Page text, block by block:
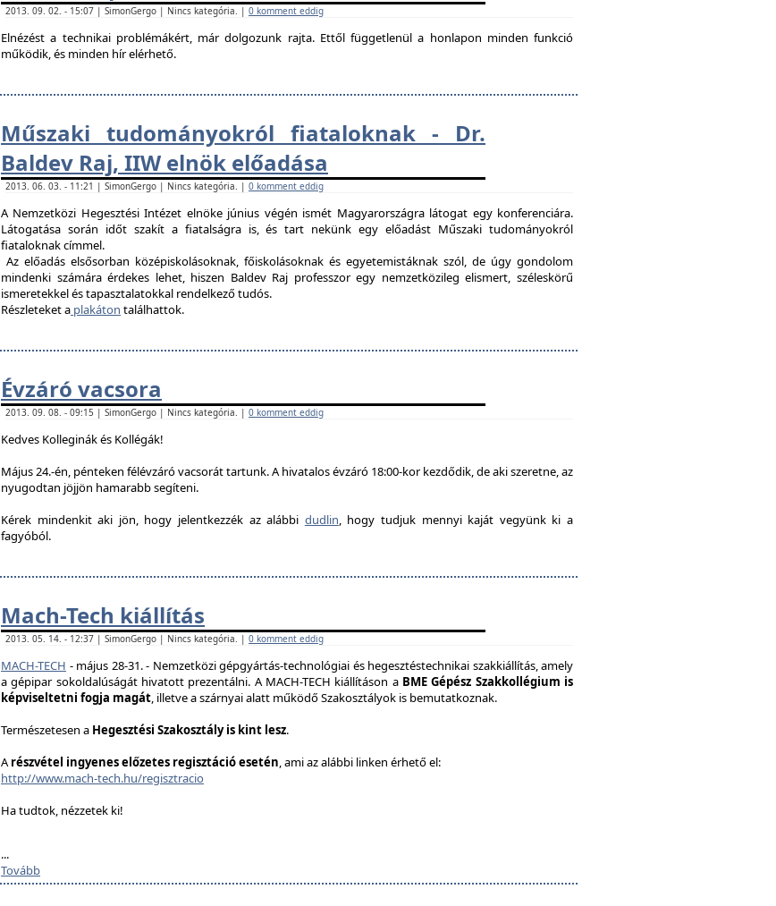
2013. 09. 02. - 15:07 | SimonGergo | Nincs kategória. | 0 komment eddig
Elnézést a technikai problémákért, már dolgozunk rajta. Ettől függetlenül a honlapon minden funkció
működik, és minden hír elérhető.
Műszaki tudományokról fiataloknak - Dr.
Baldev Raj, IIW elnök előadása
2013. 06. 03. - 11:21 | SimonGergo | Nincs kategória. | 0 komment eddig
A Nemzetközi Hegesztési Intézet elnöke június végén ismét Magyarországra látogat egy konferenciára.
Látogatása során időt szakít a fiatalságra is, és tart nekünk egy előadást Műszaki tudományokról
fiataloknak címmel.
Az előadás elsősorban középiskolásoknak, főiskolásoknak és egyetemistáknak szól, de úgy gondolom
mindenki számára érdekes lehet, hiszen Baldev Raj professzor egy nemzetközileg elismert, széleskörű
ismeretekkel és tapasztalatokkal rendelkező tudós.
Részleteket a plakáton találhattok.
Évzáró vacsora
2013. 09. 08. - 09:15 | SimonGergo | Nincs kategória. | 0 komment eddig
Kedves Kolleginák és Kollégák!
Május 24.-én, pénteken félévzáró vacsorát tartunk. A hivatalos évzáró 18:00-kor kezdődik, de aki szeretne, az
nyugodtan jöjjön hamarabb segíteni.
Kérek mindenkit aki jön, hogy jelentkezzék az alábbi dudlin, hogy tudjuk mennyi kaját vegyünk ki a
fagyóból.
Mach-Tech kiállítás
2013. 05. 14. - 12:37 | SimonGergo | Nincs kategória. | 0 komment eddig
MACH-TECH - május 28-31.- Nemzetközi gépgyártás-technológiai és hegesztéstechnikai szakkiállítás, amely
a gépipar sokoldalúságát hivatott prezentálni. A MACH-TECH kiállításon a BME Gépész Szakkollégium is
képviseltetni fogja magát, illetve a szárnyai alatt működő Szakosztályok is bemutatkoznak.
Természetesen a Hegesztési Szakosztály is kint lesz.
Arészvétel ingyenes előzetes regisztáció esetén, ami az alábbi linken érhető el:
http://www.mach-tech.hu/regisztracio
Ha tudtok, nézzetek ki!
...
Tovább